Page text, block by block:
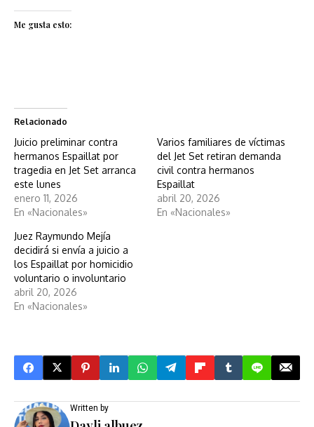
Me gusta esto:
Relacionado
Juicio preliminar contra
hermanos Espaillat por
tragedia en Jet Set arranca
este lunes
enero 11, 2026
En «Nacionales»
Varios familiares de víctimas
del Jet Set retiran demanda
civil contra hermanos
Espaillat
abril 20, 2026
En «Nacionales»
Juez Raymundo Mejía
decidirá si envía a juicio a
los Espaillat por homicidio
voluntario o involuntario
abril 20, 2026
En «Nacionales»
Written by